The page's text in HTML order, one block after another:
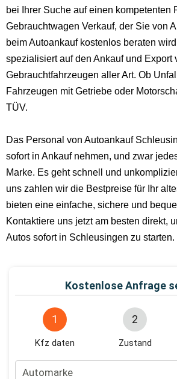
bei Ihrer Suche auf einen kompetenten
Gebrauchtwagen Verkauf, der Sie von
beim Autoankauf kostenlos beraten
spezialisiert auf den Ankauf und Export
Gebrauchtfahrzeugen aller Art. Ob
Fahrzeugen mit Getriebe oder
TÜV.
Das Personal von Autoankauf
sofort in Ankauf nehmen, und zwar
Marke. Es geht schnell und
uns zahlen wir die Bestpreise für Ihr
bieten eine einfache, sichere und
Kontaktiere uns jetzt am besten direkt,
Autos sofort in Schleusingen zu starten.